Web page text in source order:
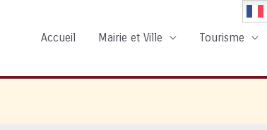
Accueil Mairie et Ville Tourisme